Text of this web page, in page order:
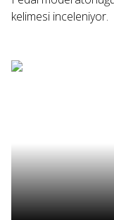
kelimesi inceleniyor.